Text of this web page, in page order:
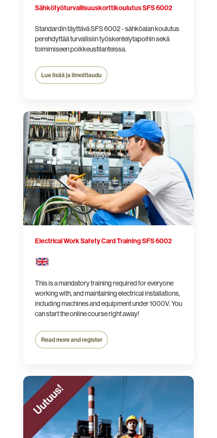
Sähkötyö­turvallisuus­kortti­koulutus SFS 6002
Standardin täyttävä SFS 6002 - sähköalan koulutus
perehdyttää turvallisiin työskentelytapoihin sekä
toimimiseen poikkeustilanteissa.
Lue lisää ja ilmoittaudu
Electrical
Work
Safety
Card
Training
SFS
6002
Electrical Work Safety Card Training SFS 6002
This is a mandatory training required for everyone
working with, and maintaining electrical installations,
including machines and equipment under 1000V. You
can start the online course right away!
Read more and register
Teollisuuden
Sähkötyöturvallisuus­
koulutus